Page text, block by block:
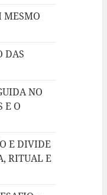
MESMO
DAS
NO
E O
E DIVIDE
RITUAL E